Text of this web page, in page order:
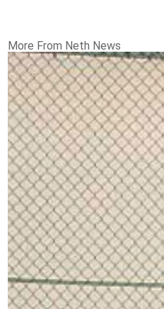
More From Neth News